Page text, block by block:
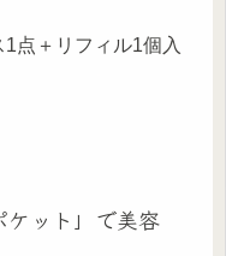
点＋リフィル1個入
ット」で美容